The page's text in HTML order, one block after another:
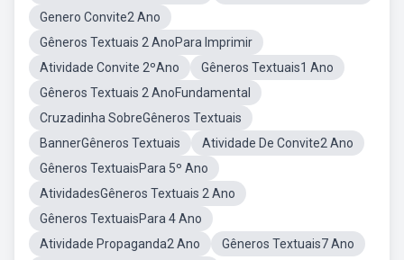
Genero Convite2 Ano
Gêneros Textuais 2 AnoPara Imprimir
Atividade Convite 2ºAno
Gêneros Textuais1 Ano
Gêneros Textuais 2 AnoFundamental
Cruzadinha SobreGêneros Textuais
BannerGêneros Textuais
Atividade De Convite2 Ano
Gêneros TextuaisPara 5º Ano
AtividadesGêneros Textuais 2 Ano
Gêneros TextuaisPara 4 Ano
Atividade Propaganda2 Ano
Gêneros Textuais7 Ano